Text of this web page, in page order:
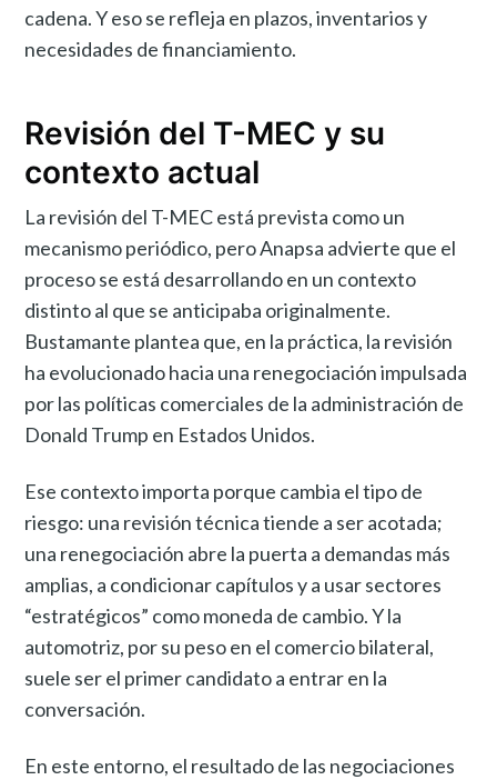
cadena. Y eso se refleja en plazos, inventarios y
necesidades de financiamiento.
Revisión del T-MEC y su
contexto actual
La revisión del T-MEC está prevista como un
mecanismo periódico, pero Anapsa advierte que el
proceso se está desarrollando en un contexto
distinto al que se anticipaba originalmente.
Bustamante plantea que, en la práctica, la revisión
ha evolucionado hacia una renegociación impulsada
por las políticas comerciales de la administración de
Donald Trump en Estados Unidos.
Ese contexto importa porque cambia el tipo de
riesgo: una revisión técnica tiende a ser acotada;
una renegociación abre la puerta a demandas más
amplias, a condicionar capítulos y a usar sectores
“estratégicos” como moneda de cambio. Y la
automotriz, por su peso en el comercio bilateral,
suele ser el primer candidato a entrar en la
conversación.
En este entorno, el resultado de las negociaciones